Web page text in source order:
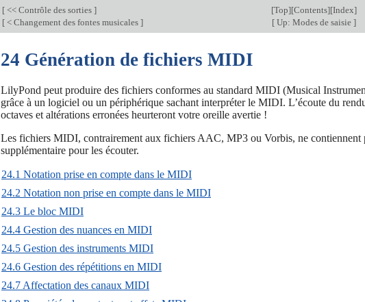
[ << Contrôle des sorties ] [Top][Contents][Index]
[ < Changement des fontes musicales ] [ Up: Modes de saisie ]
24 Génération de fichiers MIDI
LilyPond peut produire des fichiers conformes au standard MIDI (Musical
grâce à un logiciel ou un périphérique sachant interpréter le MIDI. L’écoute du
octaves et altérations erronées heurteront votre oreille avertie !
Les fichiers MIDI, contrairement aux fichiers AAC, MP3 ou Vorbis, ne contiennent
supplémentaire pour les écouter.
24.1 Notation prise en compte dans le MIDI
24.2 Notation non prise en compte dans le MIDI
24.3 Le bloc MIDI
24.4 Gestion des nuances en MIDI
24.5 Gestion des instruments MIDI
24.6 Gestion des répétitions en MIDI
24.7 Affectation des canaux MIDI